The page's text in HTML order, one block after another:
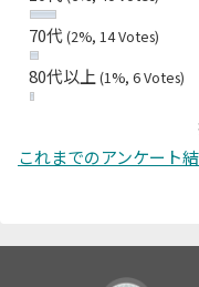
70代(2%, 14 Votes)
80代以上 (1%, 6 Votes)
これまでのアンケート